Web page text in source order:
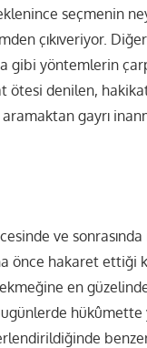
seçmenin
çıkıveriyor.
gibi yöntemlerin
ötesi denilen,
gayrı
ve sonrasında
önce hakaret ettiği
en